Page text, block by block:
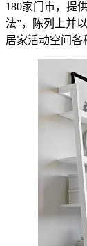
180家门市，提
法”，陈列上并
居家活动空间各